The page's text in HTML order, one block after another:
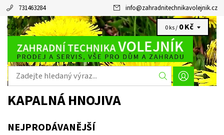
731463284 info@zahradnitechnikavolejnik.cz
CZK 0 ks / 0 Kč
KAPALNÁ HNOJIVA
NEJPRODÁVANĚJŠÍ